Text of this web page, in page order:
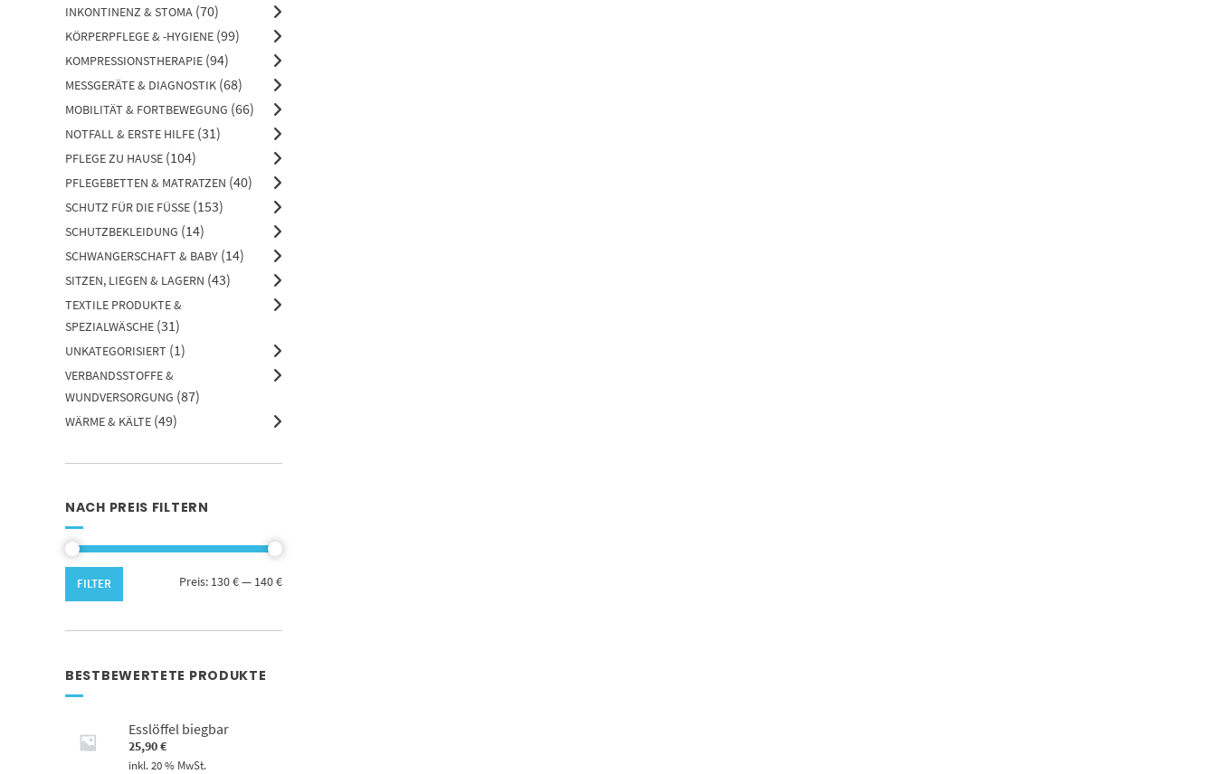
INKONTINENZ & STOMA (70)
KÖRPERPFLEGE & -HYGIENE (99)
KOMPRESSIONSTHERAPIE (94)
MESSGERÄTE & DIAGNOSTIK (68)
MOBILITÄT & FORTBEWEGUNG (66)
NOTFALL & ERSTE HILFE (31)
PFLEGE ZU HAUSE (104)
PFLEGEBETTEN & MATRATZEN (40)
SCHUTZ FÜR DIE FÜSSE (153)
SCHUTZBEKLEIDUNG (14)
SCHWANGERSCHAFT & BABY (14)
SITZEN, LIEGEN & LAGERN (43)
TEXTILE PRODUKTE &
SPEZIALWÄSCHE (31)
UNKATEGORISIERT (1)
VERBANDSSTOFFE &
WUNDVERSORGUNG (87)
WÄRME & KÄLTE (49)
NACH PREIS FILTERN
Min.
Max.
FILTER Preis: 130 €— 140 €
BESTBEWERTETE PRODUKTE
Esslöffel biegbar
25,90€
inkl. 20 % MwSt.